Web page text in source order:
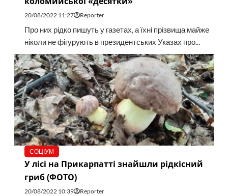
20/08/2022 11:27 Reporter
Про них рідко пишуть у газетах, а їхні прізвища майже
ніколи не фігурують в президентських Указах про...
СОЦІУМ
У лісі на Прикарпатті знайшли рідкісний
гриб (ФОТО)
20/08/2022 10:39 Reporter